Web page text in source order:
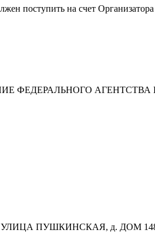
поступить на счет
ФЕДЕРАЛЬНОГО
УЛИЦА ПУШКИНСКАЯ, д. ДОМ